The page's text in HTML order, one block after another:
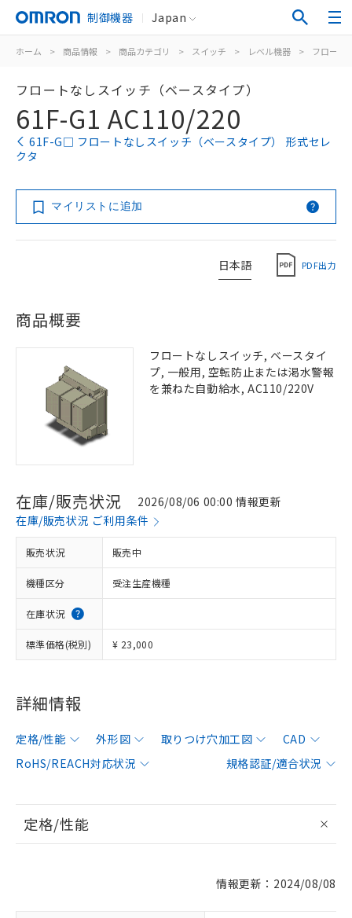
制御機器 Japan
ホーム > 商品情報 > 商品カテゴリ > スイッチ > レベル機器 > フロート
フロートなしスイッチ（ベースタイプ）
61F-G1 AC110/220
61F-G□ フロートなしスイッチ（ベースタイプ） 形式セレ
クタ
マイリストに追加
日本語 PDF出力
商品概要
フロートなしスイッチ, ベースタイ
プ, 一般用, 空転防止または渇水警報
を兼ねた自動給水, AC110/220V
在庫/販売状況
2026/08/06 00:00 情報更新
在庫/販売状況 ご利用条件
販売状況 販売中
機種区分 受注生産機種
在庫状況
標準価格(税別) ¥ 23,000
詳細情報
定格/性能 外形図 取りつけ穴加工図
CAD
RoHS/REACH対応状況
規格認証/適合状況
定格/性能
情報更新：2024/08/08